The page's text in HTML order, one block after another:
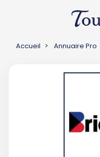
Accueil Annuaire Pro